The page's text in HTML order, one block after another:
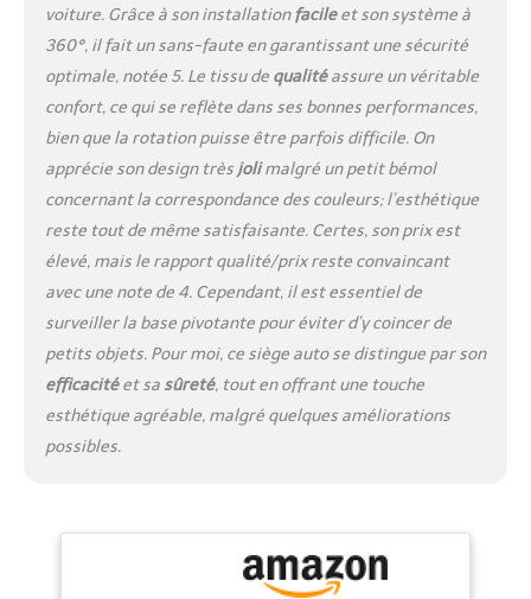
ISOFIX, dos à la route
jusqu'à 15 mois/76 cm,
avec option face à la
route, Accessoires
disponibles : Kit
SensorSafe 4-en-1,
Insert réducteur pour
d'été, Porte-gobelet.
Contenu: 1 Siège Auto
Sirona S2 i-Size,
dimensions (Lxlxh) : 71 x
44 x 68 cm, poids : 13,9
kg, couleur : Magnolia
Pink
voiture. Grâce à son installationfacileet son système à
360°, il fait un sans-faute en garantissant une sécurité
optimale, notée 5. Le tissu de qualitéassure un véritable
confort, ce qui se reflète dans ses bonnes performances,
bien que la rotation puisse être parfois difficile. On
apprécie son design très jolimalgré un petit bémol
concernant la correspondance des couleurs; l’esthétique
reste tout de même satisfaisante. Certes, son prix est
élevé, mais le rapport qualité/prix reste convaincant
avec une note de 4. Cependant, il est essentiel de
surveiller la base pivotante pour éviter d’y coincer de
petits objets. Pour moi, ce siège auto se distingue par son
efficacitéet sa sûreté, tout en offrant une touche
esthétique agréable, malgré quelques améliorations
possibles.